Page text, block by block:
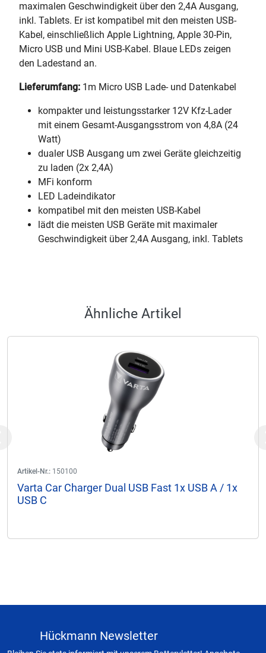
maximalen Geschwindigkeit über den 2,4A Ausgang,
inkl. Tablets. Er ist kompatibel mit den meisten USB-
Kabel, einschließlich Apple Lightning, Apple 30-Pin,
Micro USB und Mini USB-Kabel. Blaue LEDs zeigen
den Ladestand an.
Lieferumfang: 1m Micro USB Lade- und Datenkabel
kompakter und leistungsstarker 12V Kfz-Lader
mit einem Gesamt-Ausgangsstrom von 4,8A (24
Watt)
dualer USB Ausgang um zwei Geräte gleichzeitig
zu laden (2x 2,4A)
MFi konform
LED Ladeindikator
kompatibel mit den meisten USB-Kabel
lädt die meisten USB Geräte mit maximaler
Geschwindigkeit über 2,4A Ausgang, inkl. Tablets
Ähnliche Artikel
Artikel-Nr.: 150100
Varta Car Charger Dual USB Fast 1x USB A / 1x
USB C
Hückmann Newsletter